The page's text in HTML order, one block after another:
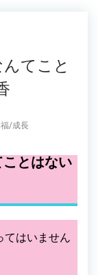
てこと
/成長
とはない
てはいません